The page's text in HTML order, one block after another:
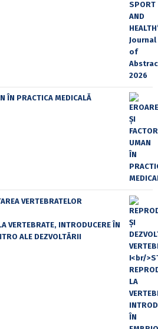
ÎN PRACTICA MEDICALĂ
VERTEBRATELOR
VERTEBRATE, INTRODUCERE ÎN
ALE DEZVOLTĂRII